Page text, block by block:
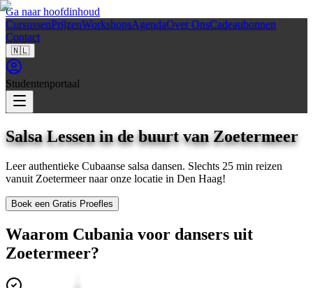
Ga naar hoofdinhoud
CursussenPrijzenWorkshopsAgendaOver OnsCadeaubonnen
Contact
🇳🇱
Studentenportaal
Salsa Lessen in de buurt vanZoetermeer
Leer authentieke Cubaanse salsa dansen. Slechts 25 min reizen
vanuit Zoetermeernaar onze locatie in Den Haag!
Boek een Gratis Proefles
Waarom Cubania voor dansers uit
Zoetermeer?